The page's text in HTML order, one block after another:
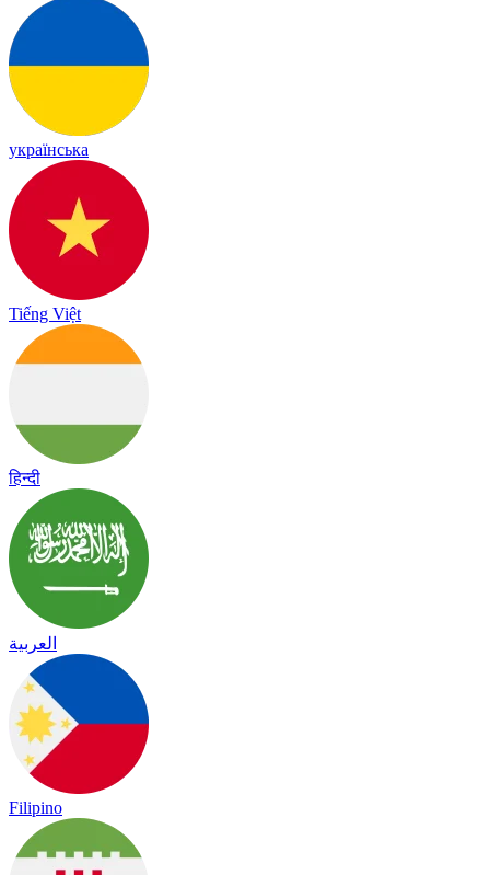
українська
Tiếng Việt
हिन्दी
العربية
Filipino